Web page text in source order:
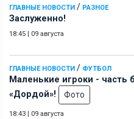
ГЛАВНЫЕ НОВОСТИ / РАЗНОЕ
Заслуженно!
18:45 09 августа
ГЛАВНЫЕ НОВОСТИ / ФУТБОЛ
Маленькие игроки -
«Дордой»!
Фото
18:43 09 августа